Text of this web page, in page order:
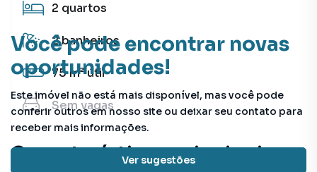
Você pode encontrar novas
oportunidades!
Este imóvel não está mais disponível, mas você pode
conferir outros em nosso site ou deixar seu contato para
receber mais informações.
Ver sugestões
2 quartos
2banheiros
75 m² útil
Sem vagas
Características principais